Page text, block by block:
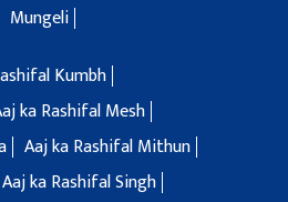
Mungeli
Kumbh
ka Rashifal Mesh
Aaj ka Rashifal Mithun
Aaj ka Rashifal Singh